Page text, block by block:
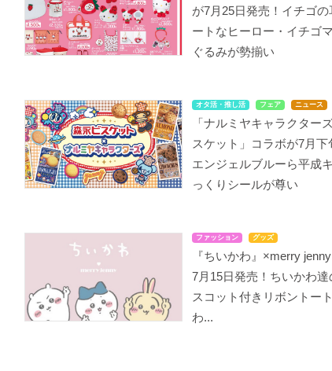
が7月25日発売！イチゴの
ートなヒーロー・イチゴ
ぐるみが勢揃い
オタ活・推し活 フェア ニュース
「ナルミヤキャラクター
スケット」コラボが7月下
エンジェルブルーら平成
っくりシールが尊い
ファッション グッズ
『ちいかわ』×merry
7月15日発売！ちいかわ達
スコット付きリボントー
わ...